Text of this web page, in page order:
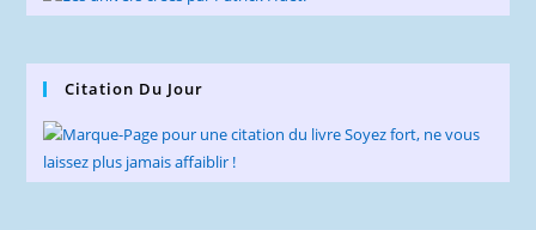
Citation Du Jour